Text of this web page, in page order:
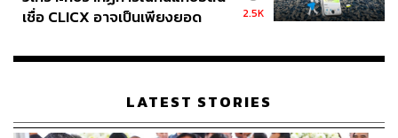
เชื่อ CLICX อาจเป็นเพียงยอด
เรือนไทยที่ถูกซุกไว้
2.5K
LATEST STORIES